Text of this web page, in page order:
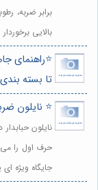
برابر ضربه،
بالایی
⭐️راهنمای
تا بسته
⭐️ نایلون
نایلون
حرف اول را می
جایگاه ویژه